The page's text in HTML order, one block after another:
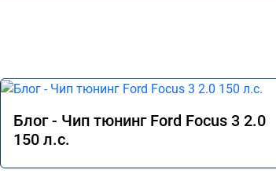
Блог - Чип тюнинг Ford Focus 3 2.0
150 л.с.